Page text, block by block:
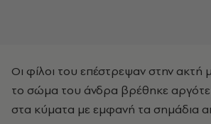
Οι φίλοι του επέστρεψαν στην ακτή
το σώμα του άνδρα βρέθηκε
στα κύματα με εμφανή τα σημάδια